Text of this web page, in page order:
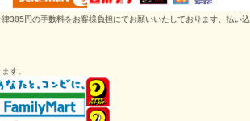
385円の手数料をお客様負担にてお願いいたしております。払い込
す。